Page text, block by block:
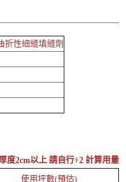
折性細縫填縫劑
度2cm以上 請自行÷2 計算用量
使用坪數(預估)